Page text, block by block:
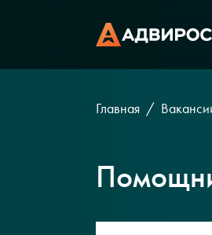
Главная